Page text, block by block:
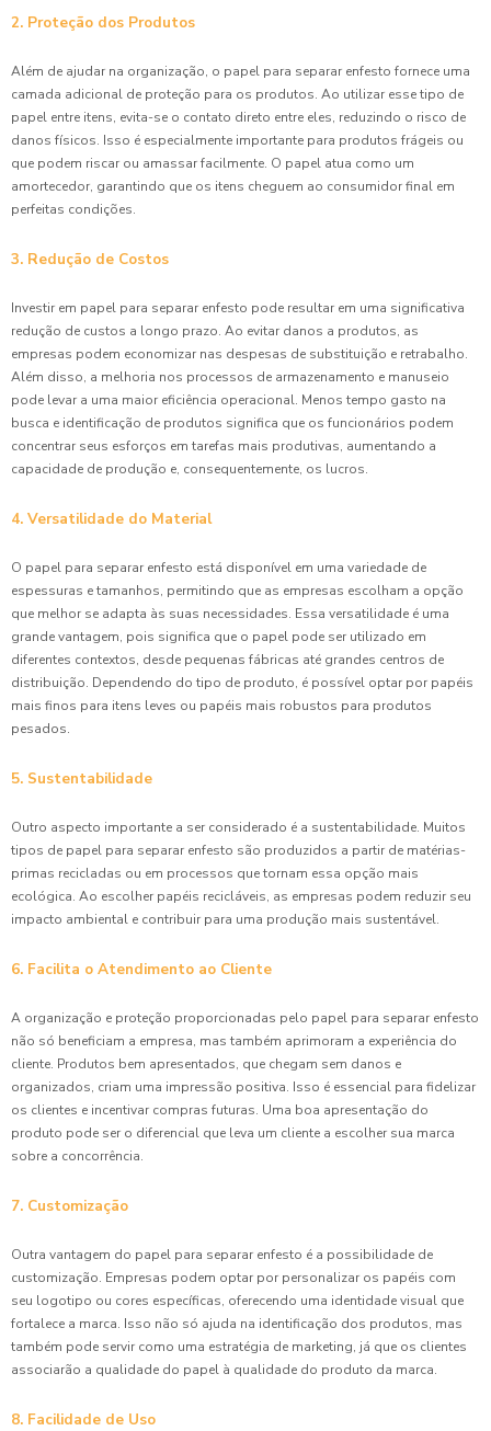
2. Proteção dos Produtos
Além de ajudar na organização, o papel para separar enfesto fornece uma
camada adicional de proteção para os produtos. Ao utilizar esse tipo de
papel entre itens, evita-se o contato direto entre eles, reduzindo o risco de
danos físicos. Isso é especialmente importante para produtos frágeis ou
que podem riscar ou amassar facilmente. O papel atua como um
amortecedor, garantindo que os itens cheguem ao consumidor final em
perfeitas condições.
3. Redução de Costos
Investir em papel para separar enfesto pode resultar em uma significativa
redução de custos a longo prazo. Ao evitar danos a produtos, as
empresas podem economizar nas despesas de substituição e retrabalho.
Além disso, a melhoria nos processos de armazenamento e manuseio
pode levar a uma maior eficiência operacional. Menos tempo gasto na
busca e identificação de produtos significa que os funcionários podem
concentrar seus esforços em tarefas mais produtivas, aumentando a
capacidade de produção e, consequentemente, os lucros.
4. Versatilidade do Material
O papel para separar enfesto está disponível em uma variedade de
espessuras e tamanhos, permitindo que as empresas escolham a opção
que melhor se adapta às suas necessidades. Essa versatilidade é uma
grande vantagem, pois significa que o papel pode ser utilizado em
diferentes contextos, desde pequenas fábricas até grandes centros de
distribuição. Dependendo do tipo de produto, é possível optar por papéis
mais finos para itens leves ou papéis mais robustos para produtos
pesados.
5. Sustentabilidade
Outro aspecto importante a ser considerado é a sustentabilidade. Muitos
tipos de papel para separar enfesto são produzidos a partir de matérias-
primas recicladas ou em processos que tornam essa opção mais
ecológica. Ao escolher papéis recicláveis, as empresas podem reduzir seu
impacto ambiental e contribuir para uma produção mais sustentável.
6. Facilita o Atendimento ao Cliente
A organização e proteção proporcionadas pelo papel para separar enfesto
não só beneficiam a empresa, mas também aprimoram a experiência do
cliente. Produtos bem apresentados, que chegam sem danos e
organizados, criam uma impressão positiva. Isso é essencial para fidelizar
os clientes e incentivar compras futuras. Uma boa apresentação do
produto pode ser o diferencial que leva um cliente a escolher sua marca
sobre a concorrência.
7. Customização
Outra vantagem do papel para separar enfesto é a possibilidade de
customização. Empresas podem optar por personalizar os papéis com
seu logotipo ou cores específicas, oferecendo uma identidade visual que
fortalece a marca. Isso não só ajuda na identificação dos produtos, mas
também pode servir como uma estratégia de marketing, já que os clientes
associarão a qualidade do papel à qualidade do produto da marca.
8. Facilidade de Uso